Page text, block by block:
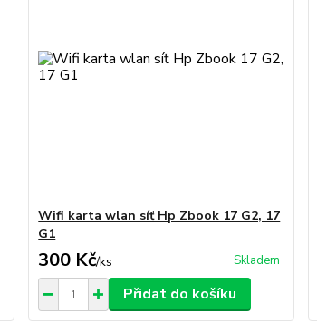
Wifi karta wlan síť Hp Zbook 17 G2, 17
G1
300 Kč/ks Skladem
Přidat do košíku